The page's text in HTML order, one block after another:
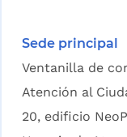
Sede principal
Ventanilla de
Atención al
20, edificio